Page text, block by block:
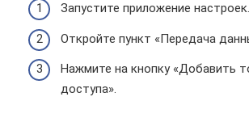
Запустите приложение настроек.
Откройте пункт «Передача
Нажмите на кнопку «Добавить
доступа».